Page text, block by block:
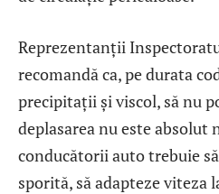
Reprezentanții
recomandă ca, pe durata
precipitații și viscol, să nu
deplasarea nu este absolut
conducătorii auto trebuie
sporită, să adapteze viteza